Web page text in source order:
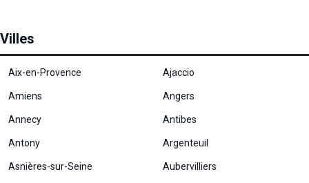
Villes
Aix-en-Provence Ajaccio
Amiens Angers
Annecy Antibes
Antony Argenteuil
Asnières-sur-Seine Aubervilliers